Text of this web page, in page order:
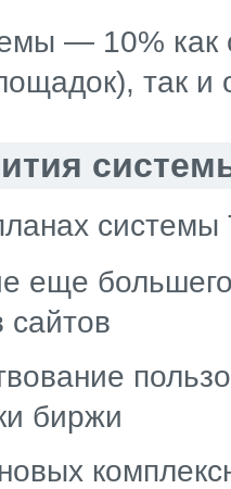
— 10% как
так и
системы
еще
сайтов
биржи